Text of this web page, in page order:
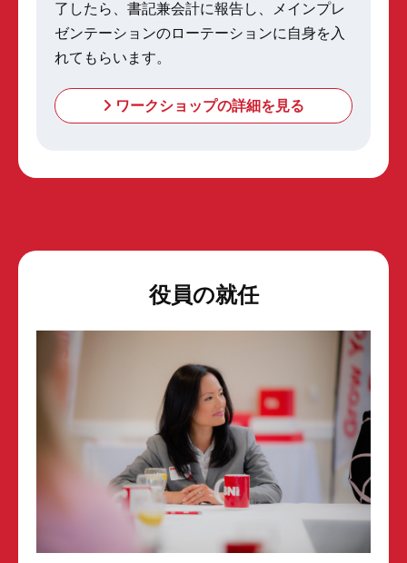
了したら、書記兼会計に報告し、
メインプレ
ゼンテーションのローテーションに自身を入
れてもらいます。
ワークショップの詳細を見る
役員の就任